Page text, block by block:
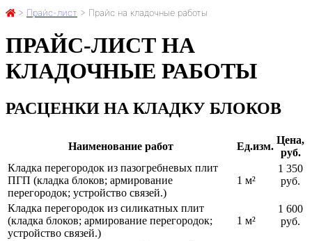
> Прайс-лист > Прайс на кладочные работы
ПРАЙС-ЛИСТ НА
КЛАДОЧНЫЕ РАБОТЫ
РАСЦЕНКИ НА КЛАДКУ БЛОКОВ
Наименование работ Ед.изм.
Цена,
руб.
Кладка перегородок из пазогребневых плит
ПГП (кладка блоков; армирование
перегородок; устройство связей.)
1 м²
1 350
руб.
Кладка перегородок из силикатных плит
(кладка блоков; армирование перегородок;
устройство связей.)
1 м²
1 600
руб.